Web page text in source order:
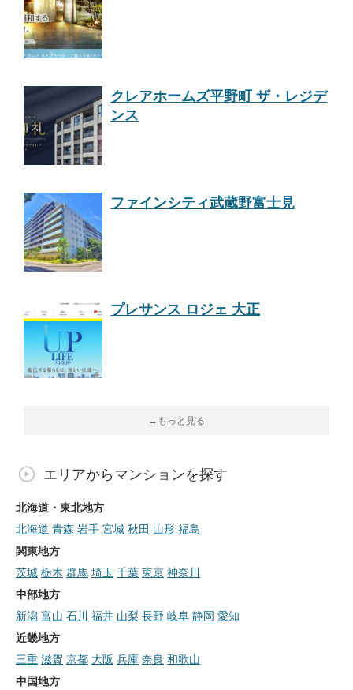
クレアホームズ平野町 ザ・レジデ
ンス
ファインシティ武蔵野富士見
プレサンス ロジェ 大正
→もっと見る
エリアからマンションを探す
北海道・東北地方
北海道 青森 岩手 宮城 秋田 山形 福島
関東地方
茨城 栃木 群馬 埼玉 千葉 東京 神奈川
中部地方
新潟 富山 石川 福井 山梨 長野 岐阜 静岡 愛知
近畿地方
三重 滋賀 京都 大阪 兵庫 奈良 和歌山
中国地方